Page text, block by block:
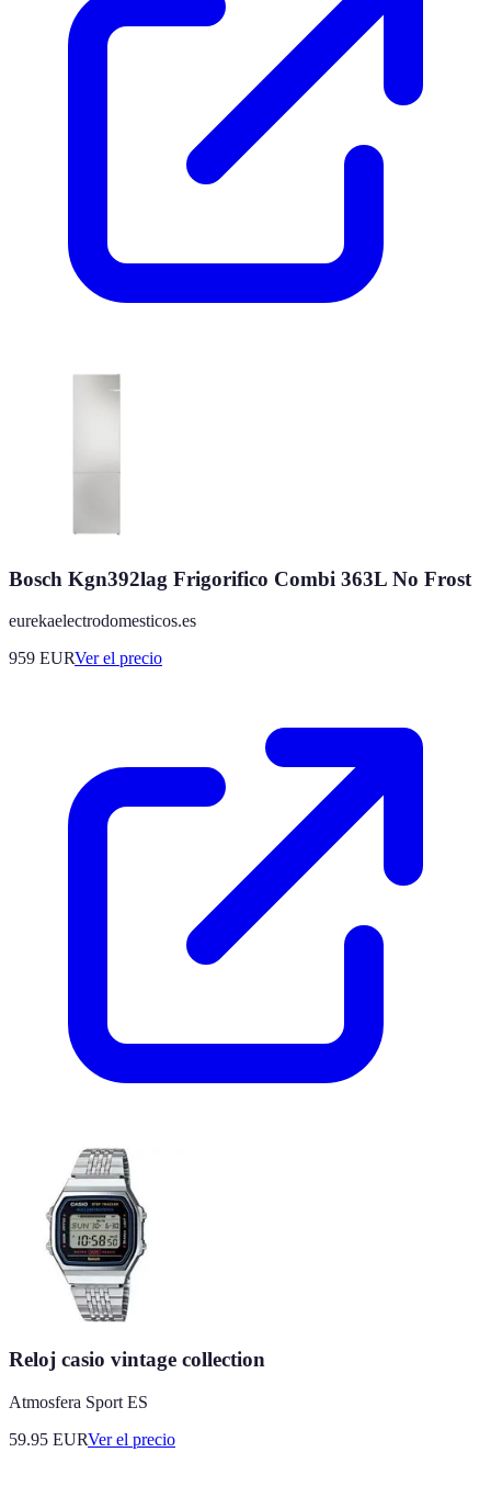
Bosch Kgn392lag Frigorifico Combi 363L No Frost
eurekaelectrodomesticos.es
959 EURVer el precio
Reloj casio vintage collection
Atmosfera Sport ES
59.95 EURVer el precio